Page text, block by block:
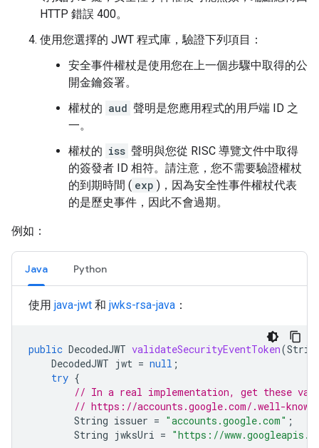
HTTP 錯誤 400。
使用您選擇的 JWT 程式庫，驗證下列項目：
安全事件權杖是使用您在上一個步驟中取得的公
開金鑰簽署。
權杖的 aud 聲明是您應用程式的用戶端 ID 之
一。
權杖的 iss 聲明與您從 RISC 導覽文件中取得
的簽發者 ID 相符。請注意，您不需要驗證權杖
的到期時間 ( exp )，因為安全性事件權杖代表
的是歷史事件，因此不會過期。
例如：
Java Python
使用 java-jwt 和 jwks-rsa-java ：
public DecodedJWT validateSecurityEventToken(
DecodedJWT jwt = null ;
try {
// In a real implementation, get these
// https://accounts.google.com/.well-
String issuer = "accounts.google.com" ;
String jwksUri = "https://